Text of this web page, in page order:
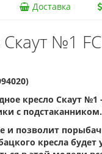
Доставка
№1
кресло Скаут
с подстаканником.
и позволит
кресла